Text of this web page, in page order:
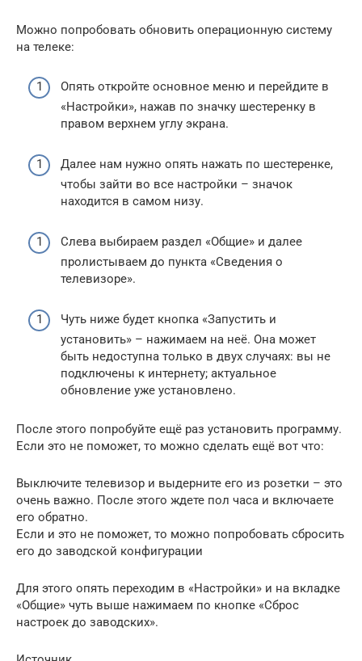
Можно попробовать обновить операционную систему
на телеке:
Опять откройте основное меню и перейдите в
«Настройки», нажав по значку шестеренку в
правом верхнем углу экрана.
Далее нам нужно опять нажать по шестеренке,
чтобы зайти во все настройки – значок
находится в самом низу.
Слева выбираем раздел «Общие» и далее
пролистываем до пункта «Сведения о
телевизоре».
Чуть ниже будет кнопка «Запустить и
установить» – нажимаем на неё. Она может
быть недоступна только в двух случаях: вы не
подключены к интернету; актуальное
обновление уже установлено.
После этого попробуйте ещё раз установить программу.
Если это не поможет, то можно сделать ещё вот что:
Выключите телевизор и выдерните его из розетки – это
очень важно. После этого ждете пол часа и включаете
его обратно.
Если и это не поможет, то можно попробовать сбросить
его до заводской конфигурации
Для этого опять переходим в «Настройки» и на вкладке
«Общие» чуть выше нажимаем по кнопке «Сброс
настроек до заводских».